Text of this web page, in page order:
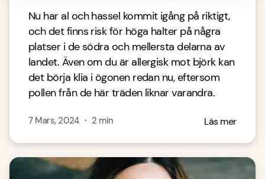
Nu har al och hassel kommit igång på riktigt,
och det finns risk för höga halter på några
platser i de södra och mellersta delarna av
landet. Även om du är allergisk mot björk kan
det börja klia i ögonen redan nu, eftersom
pollen från de här träden liknar varandra.
7 Mars, 2024・ 2 min Läs mer